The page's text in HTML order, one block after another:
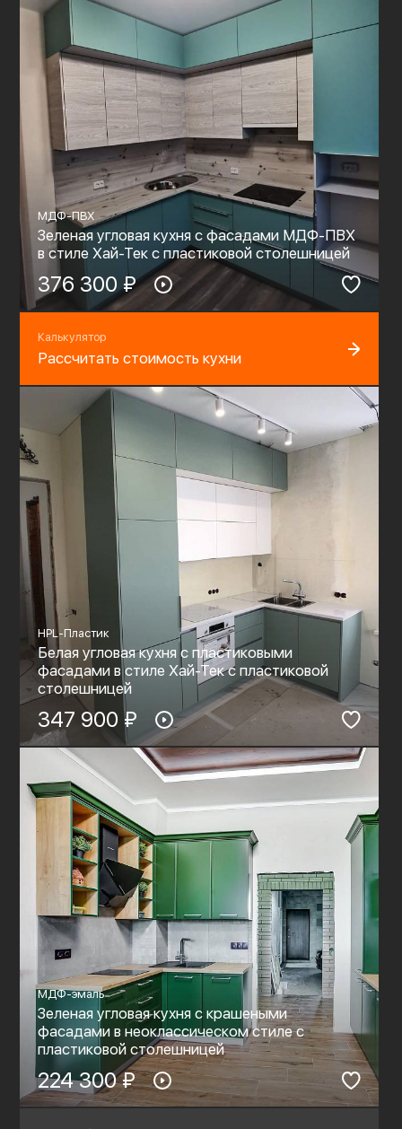
МДФ-ПВХ
Зеленая угловая кухня с фасадами МДФ-ПВХ
в стиле Хай-Тек с пластиковой столешницей
376 300 ₽
Калькулятор
Рассчитать стоимость кухни
HPL-Пластик
Белая угловая кухня с пластиковыми
фасадами в стиле Хай-Тек с пластиковой
столешницей
347 900 ₽
МДФ-эмаль
Зеленая угловая кухня с крашеными
фасадами в неоклассическом стиле с
пластиковой столешницей
224 300 ₽